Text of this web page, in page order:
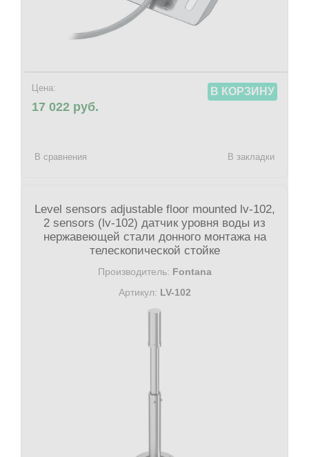
Цена:
17 022 руб.
В КОРЗИНУ
В сравнения В закладки
Level sensors adjustable floor mounted lv-102,
2 sensors (lv-102) датчик уровня воды из
нержавеющей стали донного монтажа на
телескопической стойке
Производитель: Fontana
Артикул: LV-102